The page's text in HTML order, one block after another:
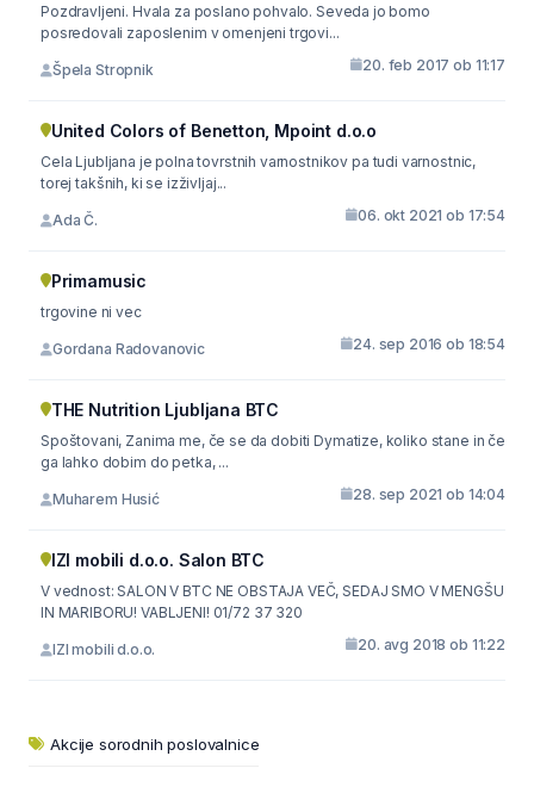
Pozdravljeni. Hvala za poslano pohvalo. Seveda jo bomo
posredovali zaposlenim v omenjeni trgovi...
Špela Stropnik 20. feb 2017 ob 11:17
United Colors of Benetton, Mpoint d.o.o
Cela Ljubljana je polna tovrstnih varnostnikov pa tudi varnostnic,
torej takšnih, ki se izživljaj...
Ada Č. 06. okt 2021 ob 17:54
Primamusic
trgovine ni vec
Gordana Radovanovic 24. sep 2016 ob 18:54
THE Nutrition Ljubljana BTC
Spoštovani, Zanima me, če se da dobiti Dymatize, koliko stane in če
ga lahko dobim do petka, ...
Muharem Husić 28. sep 2021 ob 14:04
IZI mobili d.o.o. Salon BTC
V vednost: SALON V BTC NE OBSTAJA VEČ, SEDAJ SMO V MENGŠU
IN MARIBORU! VABLJENI! 01/72 37 320
IZI mobili d.o.o. 20. avg 2018 ob 11:22
Akcije sorodnih poslovalnice